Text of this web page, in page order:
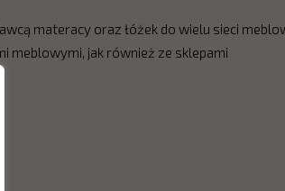
materacy oraz łóżek do wielu sieci
meblowymi, jak również ze sklepami